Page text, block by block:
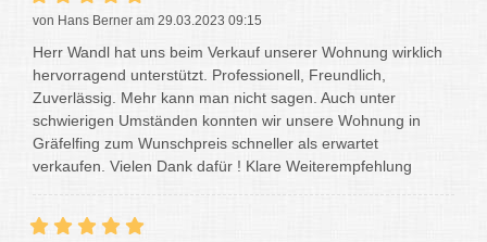
von Hans Berner am 29.03.2023 09:15
Herr Wandl hat uns beim Verkauf unserer Wohnung wirklich
hervorragend unterstützt. Professionell, Freundlich,
Zuverlässig. Mehr kann man nicht sagen. Auch unter
schwierigen Umständen konnten wir unsere Wohnung in
Gräfelfing zum Wunschpreis schneller als erwartet
verkaufen. Vielen Dank dafür ! Klare Weiterempfehlung